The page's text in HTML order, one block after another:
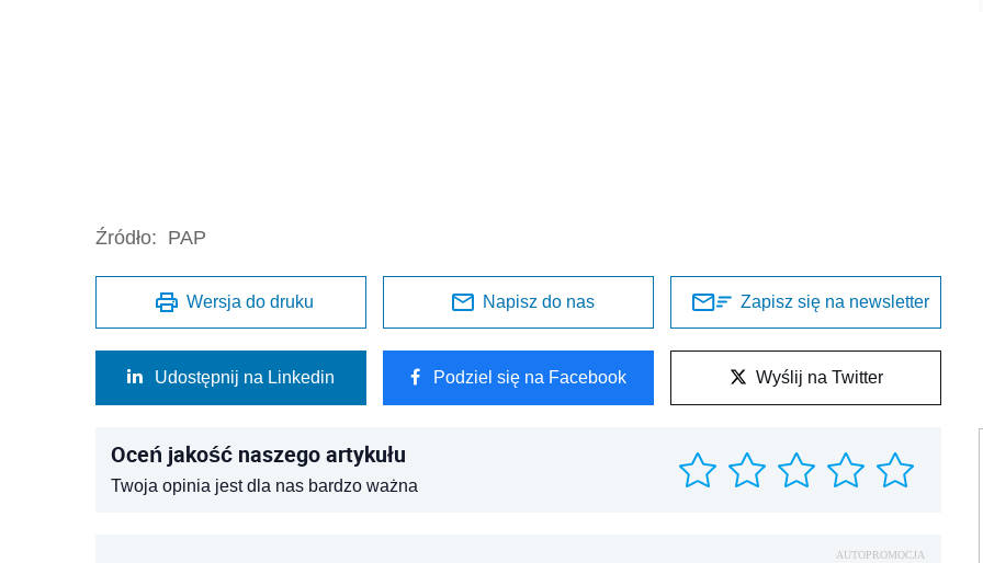
Źródło: PAP
Wersja do druku Napisz do nas Zapisz się na newsletter
Udostępnij na Linkedin Podziel się na Facebook Wyślij na Twitter
Oceń jakość naszego artykułu
Twoja opinia jest dla nas bardzo ważna
AUTOPROMOCJA